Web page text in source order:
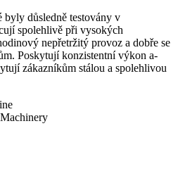
byly důsledně testovány v
spolehlivě při vysokých
nepřetržitý provoz a dobře se
Poskytují konzistentní výkon a-
zákazníkům stálou a spolehlivou